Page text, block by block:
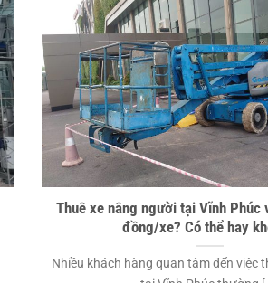
Thuê xe nâng người tại Vĩnh
đồng/xe? Có thể hay
Nhiều khách hàng quan tâm đến việc